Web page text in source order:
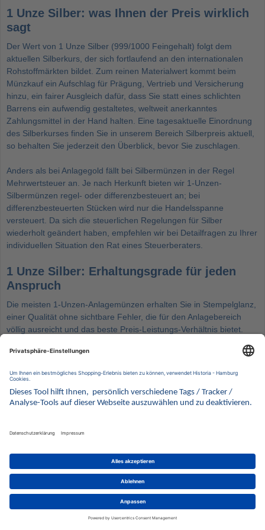
1 Unze Silber: was Ihnen der Preis wirklich
sagt
Der Wert von 1 Unze Silber (999/1000 Feingehalt) folgt dem
aktuellen Silberkurs, der sich fortlaufend an den internationalen
Rohstoffmärkten bildet. Zum reinen Materialwert kommt beim
Münzkauf ein Aufschlag für Prägung, Vertrieb und Versicherung
hinzu, ein fairer Ausgleich dafür, dass Sie statt eines schlichten
Barrens ein aufwendig gestaltetes, weltweit anerkanntes
Zahlungsmittel in der Hand halten. Eine tagesaktuelle Einordnung
des Silberkurses finden Sie in unserem Bereich Silberpreis aktuell
so behalten Sie jederzeit den Überblick, bevor Sie zuschlagen.
Anders als bei Anlagegold fällt bei Silbermünzen in der Regel
Mehrwertsteuer an. Je nach Herkunft bieten wir 1-Unzen-
Silbermünzen regel- oder differenzbesteuert an; bei
differenzbesteuerten Stücken wird nur die Handelsspanne
versteuert. Da sich die steuerlichen Regelungen für Silber
wiederholt geändert haben, empfehlen wir bei Detailfragen zu Ihrer
individuellen Situation den Rat eines Steuerberaters.
1 Unze Silber: Erhaltungsgrade für jeden
Anspruch
Die meisten 1-Unzen-Anlagemünzen erhalten Sie in Stempelglanz,
einer Qualität ohne sichtbare Fehler, die für den Anlagebereich
völlig ausreicht und das beste Preis-Leistungs-Verhältnis bietet.
Jahrgängen die Polierte Platte: Hier werden polierte Rohlinge mit
Hintergrund spiegelnd glänzt und das Motiv kontrastreich matt
bleibt, ein echtes Schmuckstück für die Vitrine.
möchten.
1 Unze Silber verkaufen – Ankauf bei
HISTORIA Hamburg